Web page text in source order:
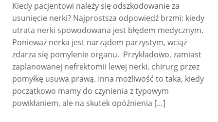
Kiedy pacjentowi należy się odszkodowanie za
usunięcie nerki? Najprostsza odpowiedź brzmi: kiedy
utrata nerki spowodowana jest błędem medycznym.
Ponieważ nerka jest narządem parzystym, wciąż
zdarza się pomylenie organu. Przykładowo, zamiast
zaplanowanej nefrektomii lewej nerki, chirurg przez
pomyłkę usuwa prawą. Inna możliwość to taka, kiedy
początkowo mamy do czynienia z typowym
powikłaniem, ale na skutek opóźnienia […]